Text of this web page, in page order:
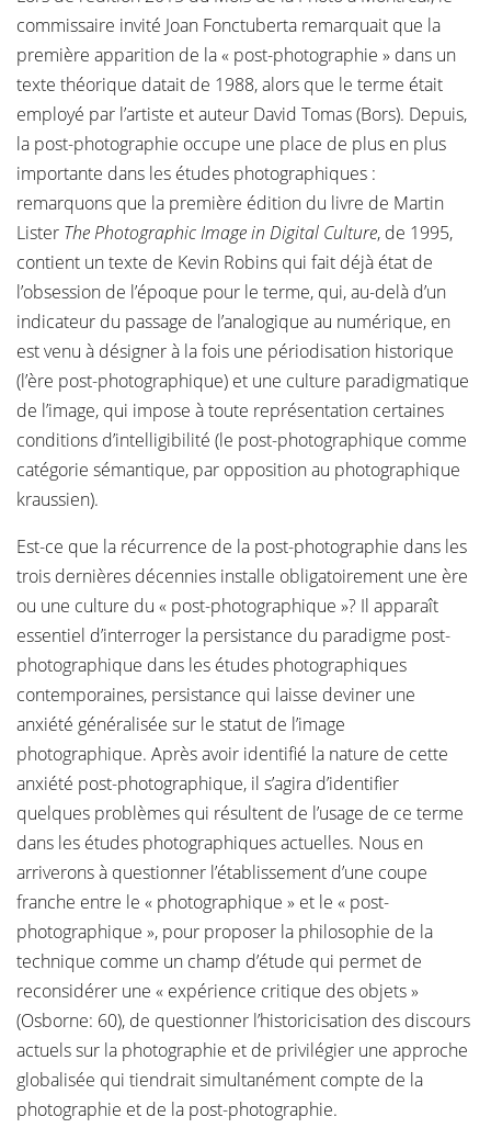
commissaire invité Joan Fonctuberta remarquait que la
première apparition de la « post-photographie » dans un
texte théorique datait de 1988, alors que le terme était
employé par l’artiste et auteur David Tomas (Bors). Depuis,
la post-photographie occupe une place de plus en plus
importante dans les études photographiques :
remarquons que la première édition du livre de Martin
Lister The Photographic Image in Digital Culture, de 1995,
contient un texte de Kevin Robins qui fait déjà état de
l’obsession de l’époque pour le terme, qui, au-delà d’un
indicateur du passage de l’analogique au numérique, en
est venu à désigner à la fois une périodisation historique
(l’ère post-photographique) et une culture paradigmatique
de l’image, qui impose à toute représentation certaines
conditions d’intelligibilité (le post-photographique comme
catégorie sémantique, par opposition au photographique
kraussien).
Est-ce que la récurrence de la post-photographie dans les
trois dernières décennies installe obligatoirement une ère
ou une culture du « post-photographique »? Il apparaît
essentiel d’interroger la persistance du paradigme post-
photographique dans les études photographiques
contemporaines, persistance qui laisse deviner une
anxiété généralisée sur le statut de l’image
photographique. Après avoir identifié la nature de cette
anxiété post-photographique, il s’agira d’identifier
quelques problèmes qui résultent de l’usage de ce terme
dans les études photographiques actuelles. Nous en
arriverons à questionner l’établissement d’une coupe
franche entre le « photographique » et le « post-
photographique », pour proposer la philosophie de la
technique comme un champ d’étude qui permet de
reconsidérer une « expérience critique des objets »
(Osborne: 60), de questionner l’historicisation des discours
actuels sur la photographie et de privilégier une approche
globalisée qui tiendrait simultanément compte de la
photographie et de la post-photographie.